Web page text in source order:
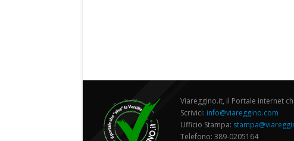
Viareggino.it, il Portale internet
Scrivici: info@viareggino.com
Ufficio Stampa:
Telefono: 389-0205164